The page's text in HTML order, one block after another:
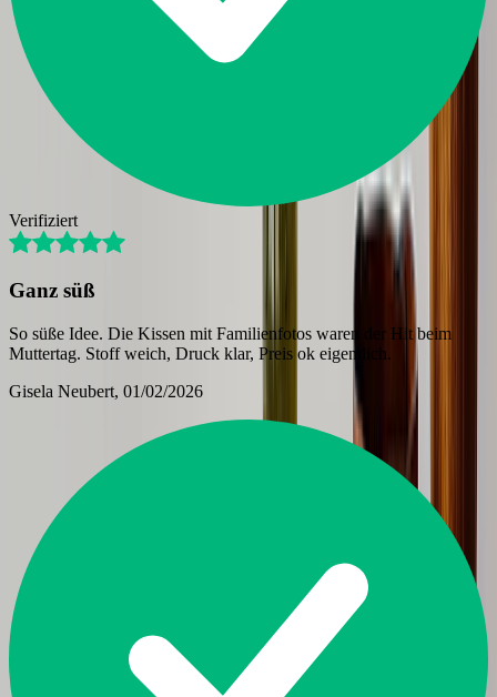
Verifiziert
Ganz süß
So süße Idee. Die Kissen mit Familienfotos waren der Hit beim
Muttertag. Stoff weich, Druck klar, Preis ok eigentlich.
Gisela Neubert, 01/02/2026